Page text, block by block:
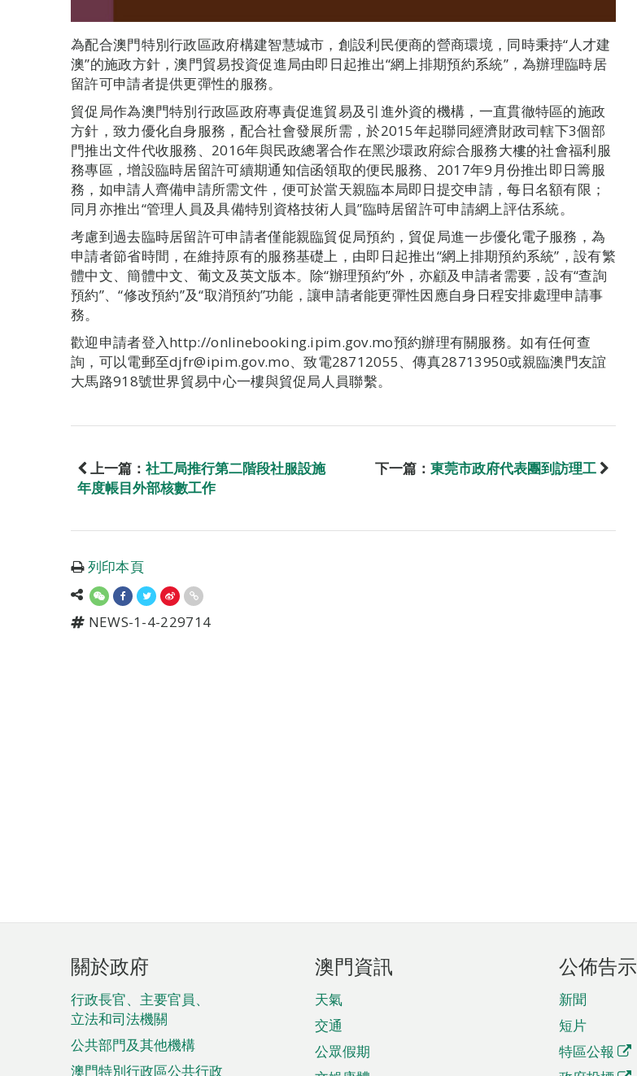
為配合澳門特別行政區政府構建智慧城市，創設利民便商的營商環境，同時秉持“人才建
澳”的施政方針，澳門貿易投資促進局由即日起推出“網上排期預約系統”，為辦理臨時居
留許可申請者提供更彈性的服務。
貿促局作為澳門特別行政區政府專責促進貿易及引進外資的機構，一直貫徹特區的施政
方針，致力優化自身服務，配合社會發展所需，於2015年起聯同經濟財政司轄下3個部
門推出文件代收服務、2016年與民政總署合作在黑沙環政府綜合服務大樓的社會福利服
務專區，增設臨時居留許可續期通知信函領取的便民服務、2017年9月份推出即日籌服
務，如申請人齊備申請所需文件，便可於當天親臨本局即日提交申請，每日名額有限；
同月亦推出“管理人員及具備特別資格技術人員”臨時居留許可申請網上評估系統。
考慮到過去臨時居留許可申請者僅能親臨貿促局預約，貿促局進一步優化電子服務，為
申請者節省時間，在維持原有的服務基礎上，由即日起推出“網上排期預約系統”，設有繁
體中文、簡體中文、葡文及英文版本。除“辦理預約”外，亦顧及申請者需要，設有“查詢
預約”、“修改預約”及“取消預約”功能，讓申請者能更彈性因應自身日程安排處理申請事
務。
歡迎申請者登入http://onlinebooking.ipim.gov.mo預約辦理有關服務。如有任何查
詢，可以電郵至djfr@ipim.gov.mo、致電28712055、傳真28713950或親臨澳門友誼
大馬路918號世界貿易中心一樓與貿促局人員聯繫。
上一篇： 社工局推行第二階段社服設施
年度帳目外部核數工作
下一篇： 東莞市政府代表團到訪理工
列印本頁
NEWS-1-4-229714
頁
腳
菜
單
關於政府
行政長官、主要官員、
立法和司法機關
公共部門及其他機構
澳門特別行政區公共行政
澳門資訊
天氣
交通
公眾假期
公佈告示
新聞
短片
特區公報